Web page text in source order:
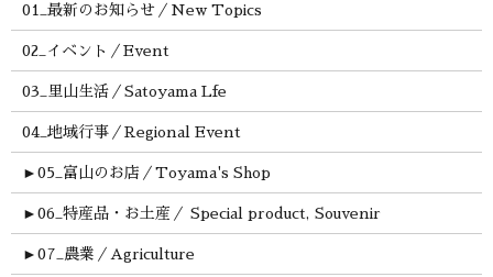
01_最新のお知らせ／New Topics
02_イベント／Event
03_里山生活／Satoyama Lfe
04_地域行事／Regional Event
► 05_富山のお店／Toyama's Shop
► 06_特産品・お土産／ Special product, Souvenir
► 07_農業／Agriculture